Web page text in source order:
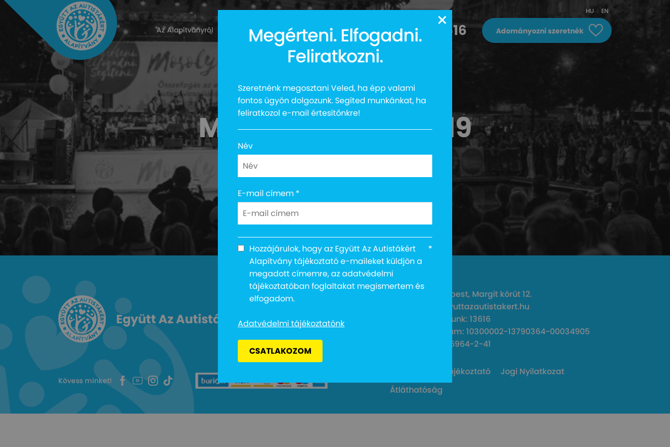
Az Alapítványról Auttalent 2025 Média Social Kapcsolat Shop
HU EN
13616 Adományozni szeretnék
Mosoly koncert 2019
Együtt Az Autistákért Alapítvány
Cím: 1027 Budapest, Margit körút 12.
Email: info@egyuttazautistakert.hu
Adományvonalunk: 13616
Bankszámlaszám: 10300002-13790364-00034905
Adószám: 18745964-2-41
Kövess minket!
Adatvédelmi Tájékoztató
Jogi Nyilatkozat
Átláthatóság
Megérteni. Elfogadni.
Feliratkozni.
Szeretnénk megosztani Veled, ha épp valami
fontos ügyön dolgozunk. Segíted munkánkat, ha
feliratkozol e-mail értesítőnkre!
Név
E-mail címem *
Hozzájárulok, hogy az Együtt Az Autistákért
Alapítvány tájékoztató e-maileket küldjön a
megadott címemre, az adatvédelmi
tájékoztatóban foglaltakat megismertem és
elfogadom.
*
Adatvédelmi tájékoztatónk
CSATLAKOZOM